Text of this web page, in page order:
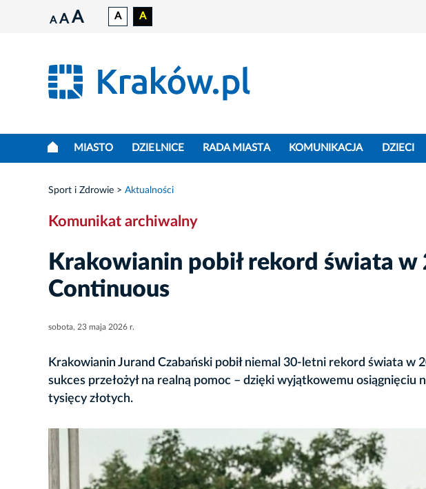
A A A A A
MIASTO DZIELNICE RADA MIASTA KOMUNIKACJA DZIECI
Sport i Zdrowie Aktualności
Komunikat archiwalny
Krakowianin pobił rekord świata
Continuous
sobota, 23 maja 2026 r.
Krakowianin Jurand Czabański pobił niemal 30-letni rekord świata
sukces przełożył na realną pomoc – dzięki wyjątkowemu
tysięcy złotych.